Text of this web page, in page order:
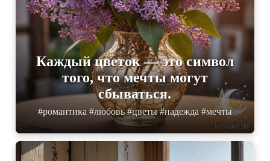
Каждый цветок — это символ
того, что мечты могут
сбываться.
#романтика #любовь #цветы #надежда #мечты